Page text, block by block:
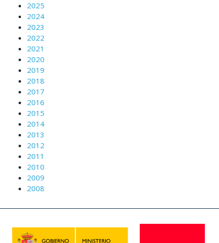
2025
2024
2023
2022
2021
2020
2019
2018
2017
2016
2015
2014
2013
2012
2011
2010
2009
2008